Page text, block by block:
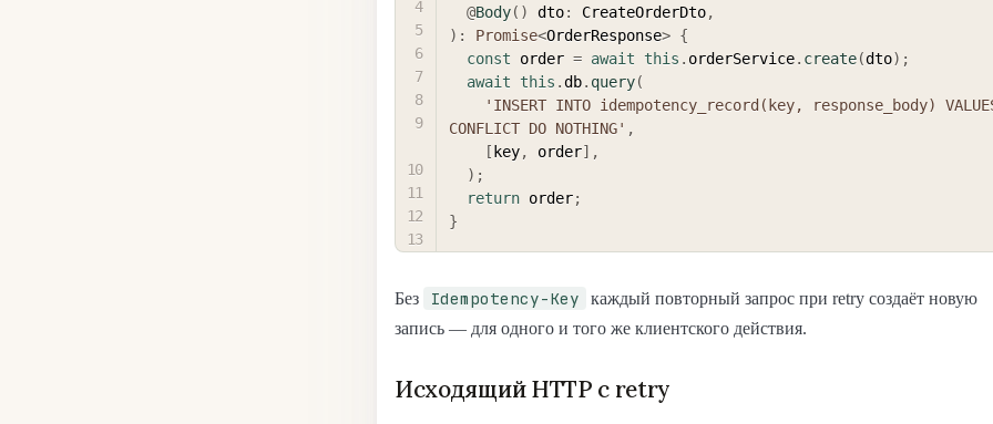
@Body( ) dto: CreateOrderDto,
) : Promise<OrderResponse> {
const order = await this . orderService. create(dto) ;
await
this .db. query(
'INSERT INTO idempotency_record(key, response_body)
CONFLICT DO NOTHING' ,
[ key, order] ,
) ;
return order;
}
Без Idempotency-Key
каждый повторный запрос при retry создаёт новую
запись — для одного и того же клиентского действия.
Исходящий HTTP с retry